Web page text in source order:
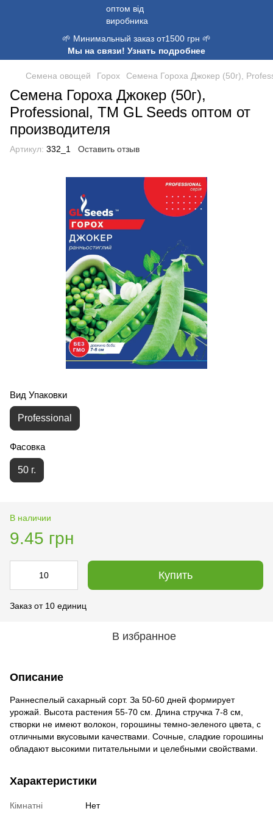
🌱 Минимальный заказ от1500 грн 🌱
Мы на связи! Узнать подробнее
Семена овощей Горох Семена Гороха Джокер (50г),
Семена Гороха Джокер (50г),
Professional, TM GL Seeds оптом от
производителя
Артикул: 332_1 Оставить отзыв
Вид Упаковки
Professional
Фасовка
50 г.
В наличии
9.45 грн
Купить
Заказ от 10 единиц
В избранное
Описание
Раннеспелый сахарный сорт. За 50-60 дней формирует
урожай. Высота растения 55-70 см. Длина стручка 7-8 см,
створки не имеют волокон, горошины темно-зеленого цвета, с
отличными вкусовыми качествами. Сочные, сладкие горошины
обладают высокими питательными и целебными свойствами.
Характеристики
Кімнатні Нет